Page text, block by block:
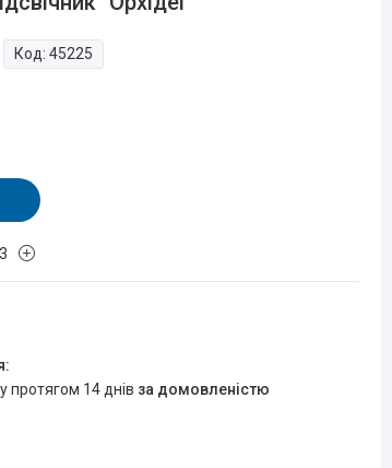
Код:45225
протягом 14 днів за домовленістю